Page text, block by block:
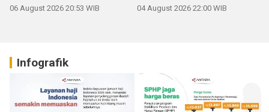
06 August 2026 20:53 WIB 04 August 2026 22:00 WIB
Infografik